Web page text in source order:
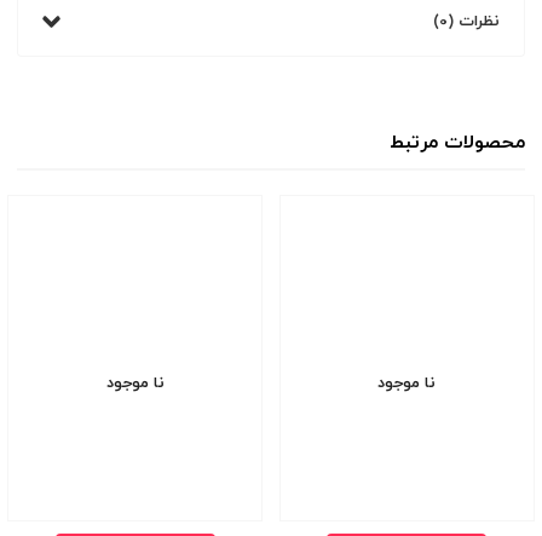
نظرات (0)
محصولات مرتبط
نا موجود نا موجود